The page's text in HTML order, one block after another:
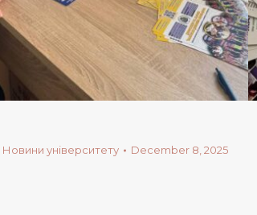
Новини університету December 8, 2025